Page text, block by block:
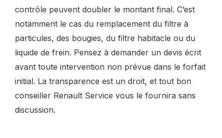
contrôle peuvent doubler le montant final. C’est
notamment le cas du remplacement du filtre à
particules, des bougies, du filtre habitacle ou du
liquide de frein. Pensez à demander un devis écrit
avant toute intervention non prévue dans le forfait
initial. La transparence est un droit, et tout bon
conseiller Renault Service vous le fournira sans
discussion.